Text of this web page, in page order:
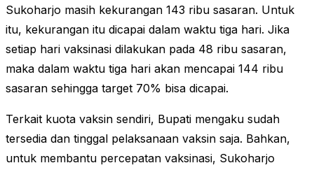
Sukoharjo masih kekurangan 143 ribu sasaran. Untuk
itu, kekurangan itu dicapai dalam waktu tiga hari. Jika
setiap hari vaksinasi dilakukan pada 48 ribu sasaran,
maka dalam waktu tiga hari akan mencapai 144 ribu
sasaran sehingga target 70% bisa dicapai.
Terkait kuota vaksin sendiri, Bupati mengaku sudah
tersedia dan tinggal pelaksanaan vaksin saja. Bahkan,
untuk membantu percepatan vaksinasi, Sukoharjo